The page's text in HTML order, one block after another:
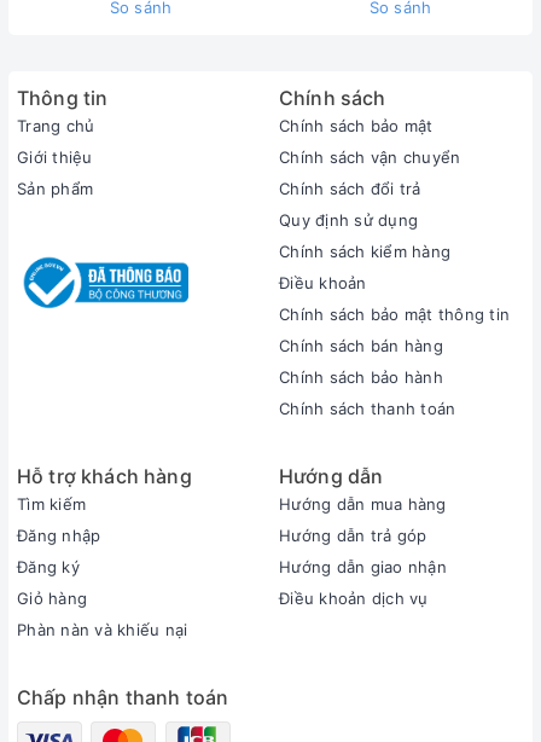
Liên hệ ngay đội ngũ hỗ trợ để
nhận bộ quà tặng hấp dẫn
So sánh So sánh
Thông tin
Trang chủ
Giới thiệu
Sản phẩm
Chính sách
Chính sách bảo mật
Chính sách vận chuyển
Chính sách đổi trả
Quy định sử dụng
Chính sách kiểm hàng
Điều khoản
Chính sách bảo mật thông tin
Chính sách bán hàng
Chính sách bảo hành
Chính sách thanh toán
Hỗ trợ khách hàng
Tìm kiếm
Đăng nhập
Đăng ký
Giỏ hàng
Phàn nàn và khiếu nại
Hướng dẫn
Hướng dẫn mua hàng
Hướng dẫn trả góp
Hướng dẫn giao nhận
Điều khoản dịch vụ
Chấp nhận thanh toán